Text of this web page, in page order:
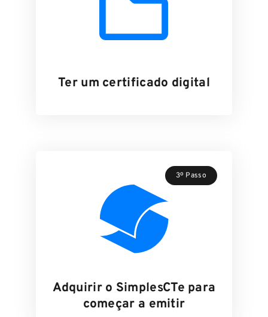
Ter um certificado digital
3º Passo
Adquirir o SimplesCTe para
começar a emitir